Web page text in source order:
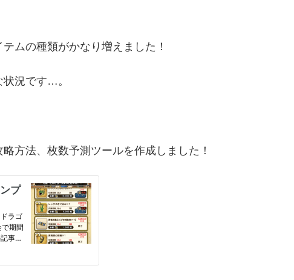
ムの種類がかなり増えました！
況です…。
方法、枚数予測ツールを作成しました！